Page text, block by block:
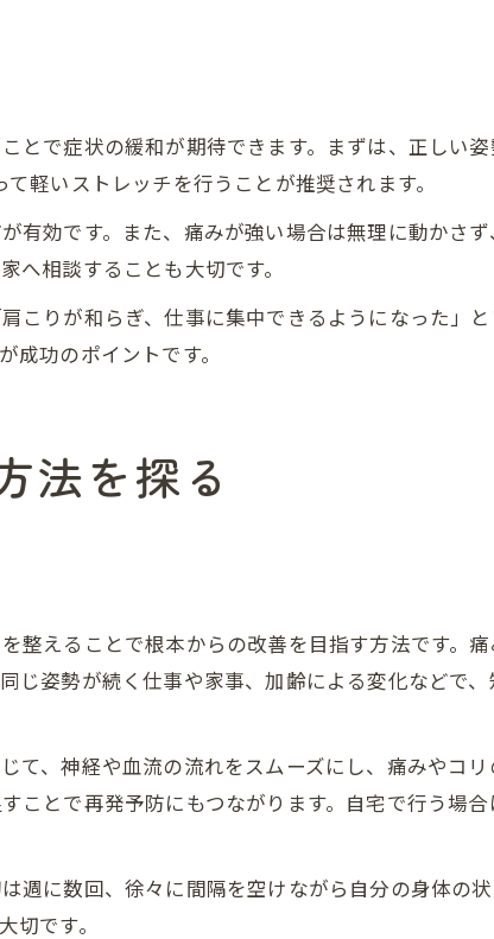
で症状の緩和が期待できます。まずは、正しい
軽いストレッチを行うことが推奨されます。
効です。また、痛みが強い場合は無理に動かさ
相談することも大切です。
りが和らぎ、仕事に集中できるようになった」
功のポイントです。
法を探る
えることで根本からの改善を目指す方法です。
姿勢が続く仕事や家事、加齢による変化などで
、神経や血流の流れをスムーズにし、痛みやコリ
とで再発予防にもつながります。自宅で行う場
週に数回、徐々に間隔を空けながら自分の身体の
です。